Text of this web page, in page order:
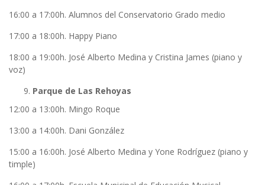
16:00 a 17:00h. Alumnos del Conservatorio Grado medio
17:00 a 18:00h. Happy Piano
18:00 a 19:00h. José Alberto Medina y Cristina James (piano y
voz)
Parque de Las Rehoyas
12:00 a 13:00h. Mingo Roque
13:00 a 14:00h. Dani González
15:00 a 16:00h. José Alberto Medina y Yone Rodríguez (piano y
timple)